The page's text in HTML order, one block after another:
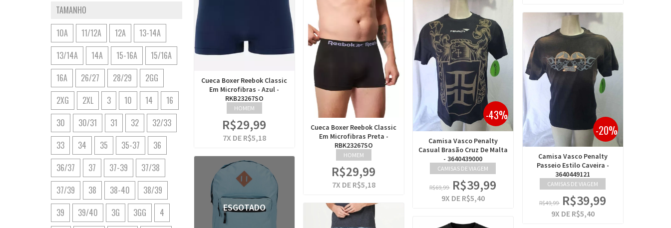
TAMANHO
10A
11/12A 12A
13-14A
13/14A
14A 15-16A
15/16A
16A
26/27 28/29
2GG
2XG
2XL 3 10 14
16
30
30/31 31 32
32/33
33
34 35 35-37
36
36/37
37 37-39
37/38
37/39
38 38-40
38/39
39
39/40 3G 3GG
4
Cueca Boxer Reebok Classic
Em Microfibras - Azul -
RKB23267SO
HOMEM
R$29,99
7X DE R$5,18
Cueca Boxer Reebok Classic
Em Microfibras Preta -
RBK23267SO
HOMEM
R$29,99
7X DE R$5,18
-43%
Camisa Vasco Penalty
Casual Brasão Cruz De Malta
- 3640439000
CAMISAS DE VIAGEM
R$69,99 R$39,99
9X DE R$5,40
-20%
Camisa Vasco Penalty
Passeio Estilo Caveira -
3640449121
CAMISAS DE VIAGEM
R$49,99 R$39,99
9X DE R$5,40
ESGOTADO